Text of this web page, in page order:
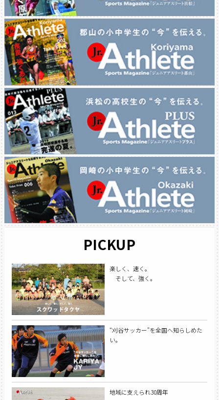
PICKUP
楽しく、速く。
そして、強く。
“刈谷サッカー”を全国へ知らしめた
い。
地域に支えられ30周年